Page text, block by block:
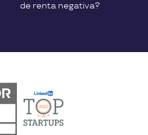
de renta negativa?